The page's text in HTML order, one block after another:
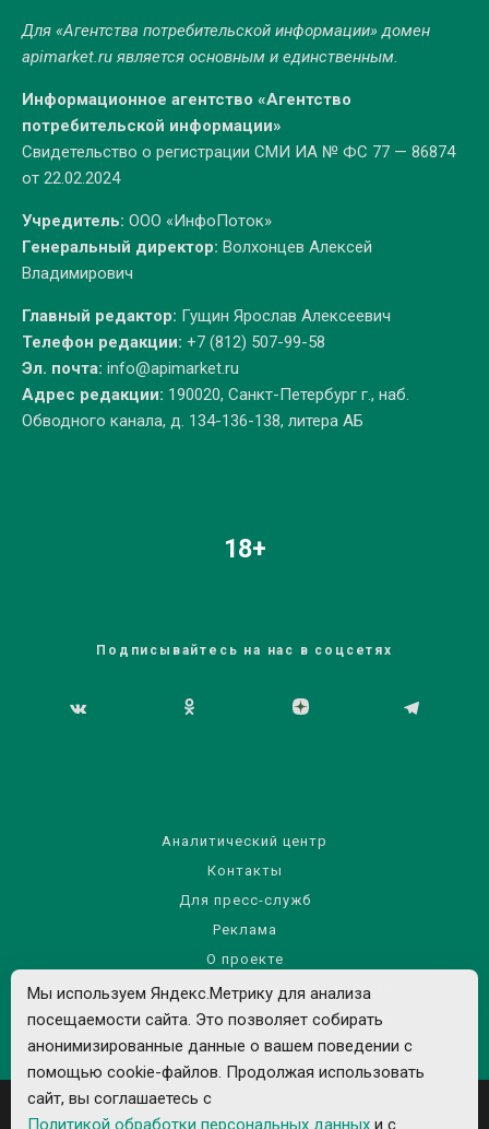
Для «Агентства потребительской информации» домен
apimarket.ruявляется основным и единственным.
Информационное агентство «Агентство
потребительской информации»
Свидетельство о регистрации СМИ ИА № ФС 77 — 86874
от 22.02.2024
Учредитель: ООО «ИнфоПоток»
Генеральный директор: Волхонцев Алексей
Владимирович
Главный редактор: Гущин Ярослав Алексеевич
Телефон редакции: +7 (812) 507-99-58
Эл. почта: info@apimarket.ru
Адрес редакции: 190020, Санкт-Петербург г., наб.
Обводного канала, д. 134-136-138, литера АБ
18+
Подписывайтесь на нас в соцсетях
Аналитический центр
Контакты
Для пресс-служб
Реклама
О проекте
Правила использования материалов сайта
Политика обработки персональных данных
Мы используем Яндекс.Метрику для анализа
посещаемости сайта. Это позволяет собирать
анонимизированные данные о вашем поведении с
помощью cookie-файлов. Продолжая использовать
сайт, вы соглашаетесь с
Политикой обработки персональных данных и с